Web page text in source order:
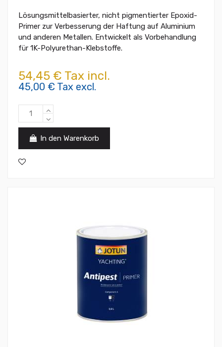
Lösungsmittelbasierter, nicht pigmentierter Epoxid-
Primer zur Verbesserung der Haftung auf Aluminium
und anderen Metallen. Entwickelt als Vorbehandlung
für 1K-Polyurethan-Klebstoffe.
54,45 € Tax incl.
45,00 € Tax excl.
In den Warenkorb